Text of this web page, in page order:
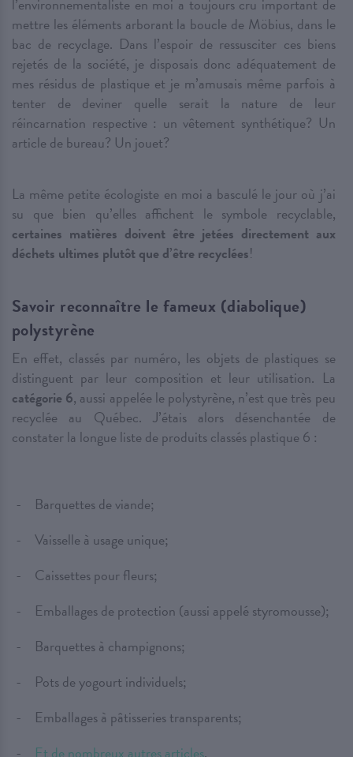
l’environnementaliste en moi a toujours cru important de
mettre les éléments arborant la boucle de Möbius, dans le
bac de recyclage. Dans l’espoir de ressusciter ces biens
rejetés de la société, je disposais donc adéquatement de
mes résidus de plastique et je m’amusais même parfois à
tenter de deviner quelle serait la nature de leur
réincarnation respective : un vêtement synthétique? Un
article de bureau? Un jouet?
La même petite écologiste en moi a basculé le jour où j’ai
su que bien qu’elles affichent le symbole recyclable,
certaines matières doivent être jetées directement aux
déchets ultimes plutôt que d’être recyclées!
Savoir reconnaître le fameux (diabolique)
polystyrène
En effet, classés par numéro, les objets de plastiques se
distinguent par leur composition et leur utilisation. La
catégorie 6, aussi appelée le polystyrène, n’est que très peu
recyclée au Québec. J’étais alors désenchantée de
constater la longue liste de produits classés plastique 6 :
Barquettes de viande;
Vaisselle à usage unique;
Caissettes pour fleurs;
Emballages de protection (aussi appelé styromousse);
Barquettes à champignons;
Pots de yogourt individuels;
Emballages à pâtisseries transparents;
Et de nombreux autres articles.